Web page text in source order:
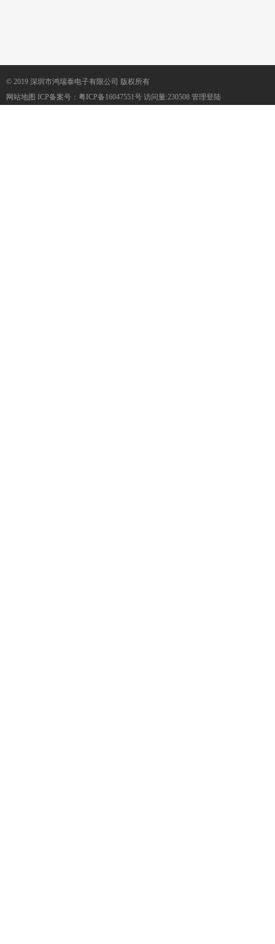
© 2019 深圳市鸿瑞泰电子有限公司 版权所有
网站地图 ICP备案号： 粤ICP备16047551号 访问量:230508 管理登陆